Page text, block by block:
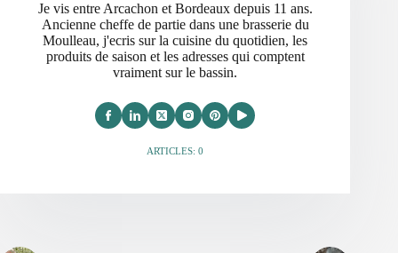
Je vis entre Arcachon et Bordeaux depuis 11 ans.
Ancienne cheffe de partie dans une brasserie du
Moulleau, j'ecris sur la cuisine du quotidien, les
produits de saison et les adresses qui comptent
vraiment sur le bassin.
ARTICLES: 0